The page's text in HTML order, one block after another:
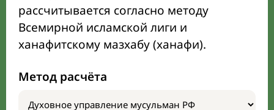
рассчитывается согласно методу
Всемирной исламской лиги и
ханафитскому мазхабу (ханафи).
Метод расчёта